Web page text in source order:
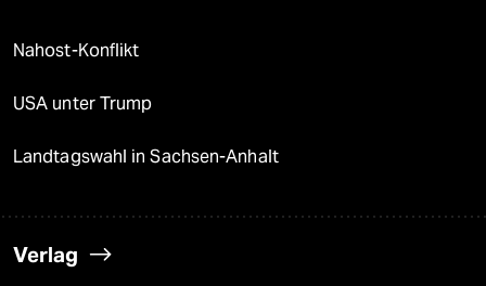
Nahost-Konflikt
USA unter Trump
Landtagswahl in Sachsen-Anhalt
Verlag